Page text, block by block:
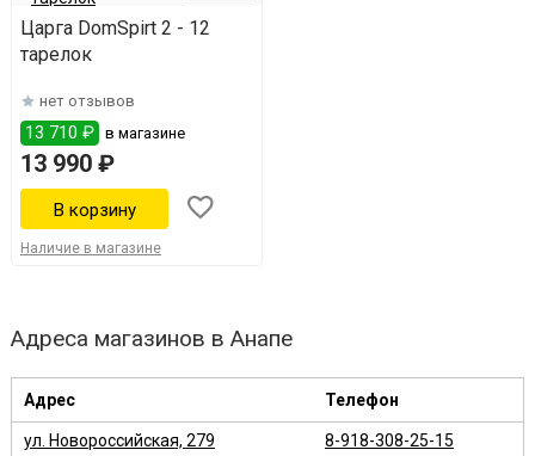
Царга DomSpirt 2 - 12
тарелок
нет отзывов
13 710 ₽ в магазине
13 990 ₽
Наличие в магазине
Адреса магазинов в Анапе
Адрес Телефон
ул. Новороссийская, 279 8-918-308-25-15